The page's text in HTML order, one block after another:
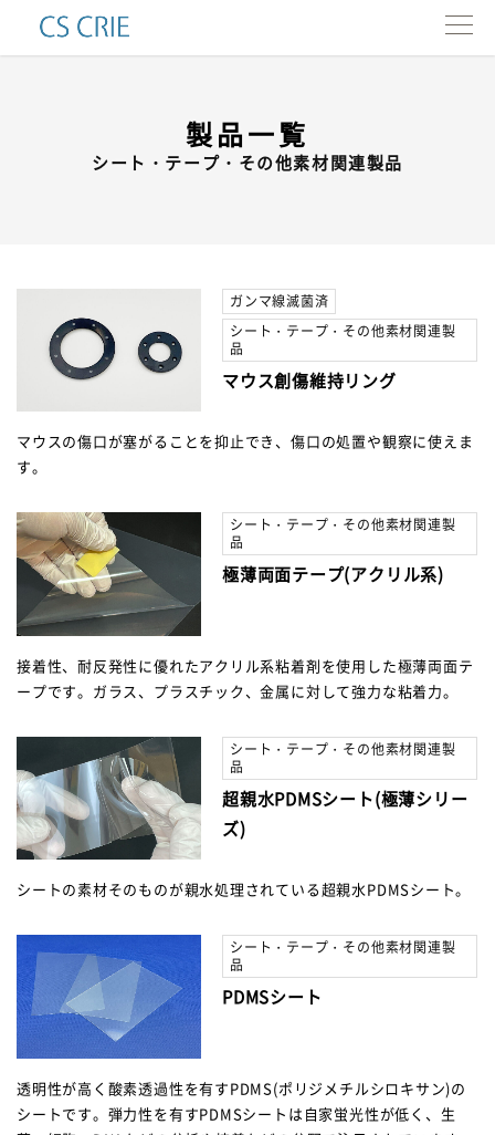
お問い合わせ
製品一覧
シート・テープ・その他素材関連製品
ガンマ線滅菌済
シート・テープ・その他素材関連製
品
マウス創傷維持リング
マウスの傷口が塞がることを抑止でき、傷口の処置や観察に使えま
す。
シート・テープ・その他素材関連製
品
極薄両面テープ(アクリル系)
接着性、耐反発性に優れたアクリル系粘着剤を使用した極薄両面テ
ープです。ガラス、プラスチック、金属に対して強力な粘着力。
シート・テープ・その他素材関連製
品
超親水PDMSシート(極薄シリー
ズ)
シートの素材そのものが親水処理されている超親水PDMSシート。
シート・テープ・その他素材関連製
品
PDMSシート
透明性が高く酸素透過性を有すPDMS(ポリジメチルシロキサン)の
シートです。弾力性を有すPDMSシートは自家蛍光性が低く、生